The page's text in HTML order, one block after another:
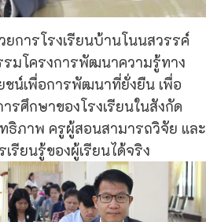
การโรงเรียนบ้านโนนสวรรค์
มโครงการพัฒนาความรู้ทาง
น์เพื่อการพัฒนาที่ยั่งยืน เพื่อ
ศึกษาของโรงเรียนในสังกัด
ธิภาพ ครูผู้สอนสามารถวิจัย และ
ยนรู้ของผู้เรียนได้จริง